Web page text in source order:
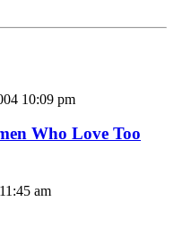
10:09 pm
Who Love Too
am